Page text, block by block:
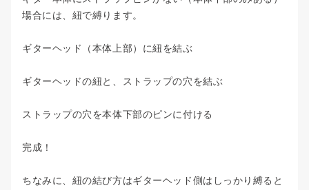
場合には、紐で縛ります。
ギターヘッド（本体上部）に紐を結ぶ
ギターヘッドの紐と、ストラップの穴を結ぶ
ストラップの穴を本体下部のピンに付ける
完成！
ちなみに、紐の結び方はギターヘッド側はしっかり縛ると